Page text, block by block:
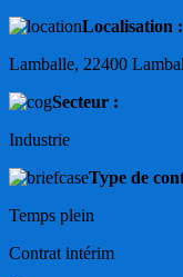
Localisation :
Lamballe, 22400
Secteur :
Industrie
Type de
Temps plein
Contrat intérim